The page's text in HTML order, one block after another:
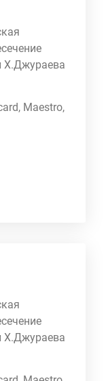
Х.Джураева
Maestro,
Х.Джураева